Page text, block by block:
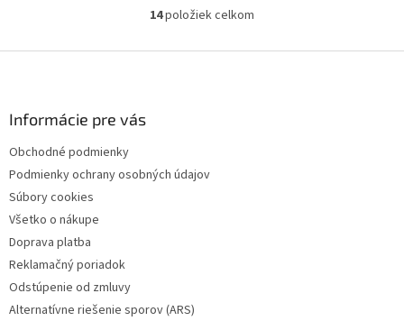
O
l
p
14položiek celkom
Informácie pre vás
Obchodné podmienky
Podmienky ochrany osobných údajov
Súbory cookies
Všetko o nákupe
Doprava platba
Reklamačný poriadok
Odstúpenie od zmluvy
Alternatívne riešenie sporov (ARS)